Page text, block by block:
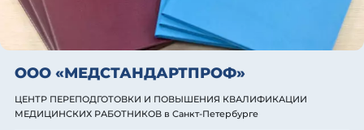
ООО «МЕДСТАНДАРТПРОФ»
ЦЕНТР ПЕРЕПОДГОТОВКИ И ПОВЫШЕНИЯ КВАЛИФИКАЦИИ
МЕДИЦИНСКИХ РАБОТНИКОВ в Санкт-Петербурге